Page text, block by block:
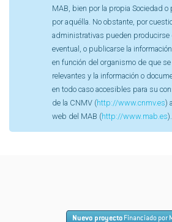
MAB, bien por la propia Sociedad
por aquélla. No obstante, por
administrativas pueden producirse
eventual, o publicarse la
en función del organismo de que
relevantes y la información o
en todo caso accesibles para su
de la CNMV (http://www.cnmv.es)
web del MAB (http://www.mab.es).